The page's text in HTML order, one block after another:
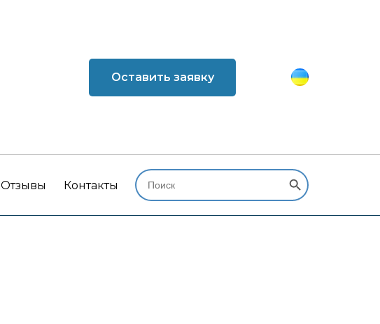
Оставить заявку
Отзывы Контакты
Search
for:
Search Button